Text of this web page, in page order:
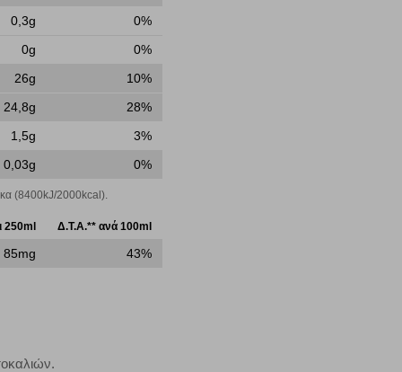
0,3g
0%
0g
0%
26g
10%
24,8g
28%
1,5g
3%
0,03g 0%
(8400kJ/2000kcal).
250ml Δ.Τ.Α.** ανά 100ml
85mg 43%
ορισθούν από εμάς ή /και από τρίτους παρόχους, των
ενδέχεται να μην λειτουργούν σωστά.
μπορεί να χρησιμοποιηθούν από τους ανωτέρω
λειτουργούν αναγνωρίζοντας με μοναδικό τρόπο
μας σε διαφορετικούς ιστότοπους.
του. Οι πληροφορίες που συλλέγονται από αυτά